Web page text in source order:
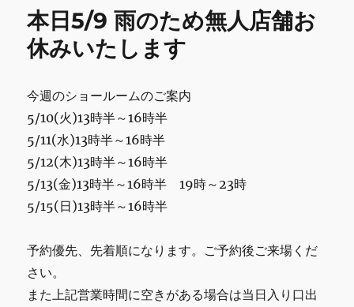
o
k
業
に
本日5/9 雨のため無人店舗お
休みいたします
今週のショールームのご案内
5/10(火)13時半～16時半
5/11(水)13時半～16時半
5/12(木)13時半～16時半
5/13(金)13時半～16時半 19時～23時
5/15(日)13時半～16時半
予約優先、先着順になります。ご予約後ご来場くだ
さい。
また上記営業時間に空きがある場合は当日入り口出